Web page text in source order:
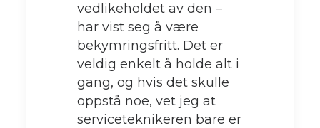
vedlikeholdet av den –
har vist seg å være
bekymringsfritt. Det er
veldig enkelt å holde alt i
gang, og hvis det skulle
oppstå noe, vet jeg at
serviceteknikeren bare er